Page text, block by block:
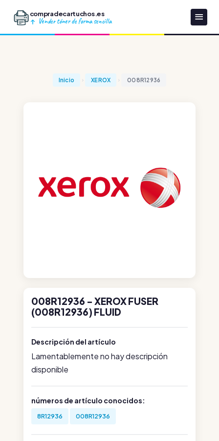
compradecartuchos.es
Vender tóner de forma sencilla
Inicio XEROX 008R12936
008R12936 - XEROX FUSER
(008R12936) FLUID
Descripción del artículo
Lamentablemente no hay descripción
disponible
números de artículo conocidos:
8R12936 008R12936